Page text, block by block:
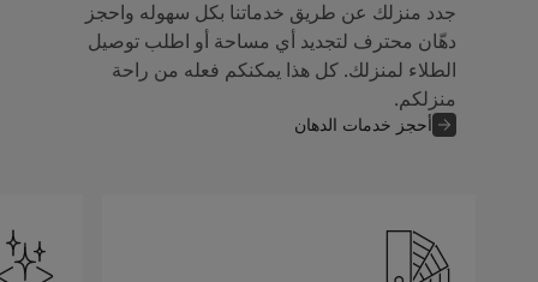
جدد منزلك عن طريق خدماتنا بكل سهوله واحجز
دهّان محترف لتجديد أي مساحة أو اطلب توصيل
الطلاء لمنزلك. كل هذا يمكنكم فعله من راحة
منزلكم.
أحجز خدمات الدهان